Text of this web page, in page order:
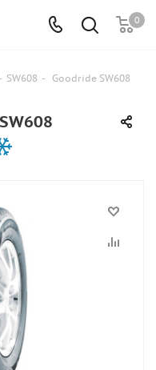
0
- SW608 -
Goodride SW608